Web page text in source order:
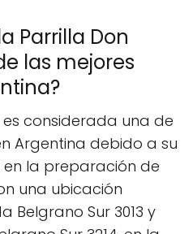
Parrilla Don
las mejores
es considerada una de
Argentina debido a su
en la preparación de
una ubicación
Belgrano Sur 3013 y